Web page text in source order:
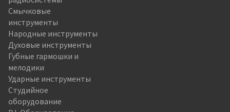
Смычковые
инструменты
Народные инструменты
Духовые инструменты
Губные гармошки и
мелодики
Ударные инструменты
Студийное
оборудование